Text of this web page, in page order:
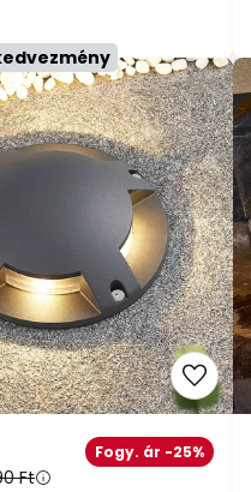
Fogy. ár -25%
Ft